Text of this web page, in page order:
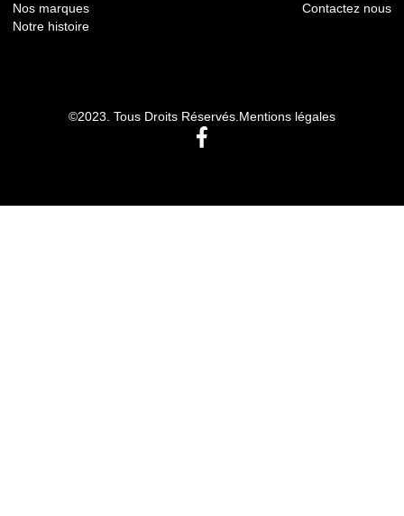
Nos marques
Notre histoire
Contactez nous
©2023. Tous Droits Réservés. Mentions légales